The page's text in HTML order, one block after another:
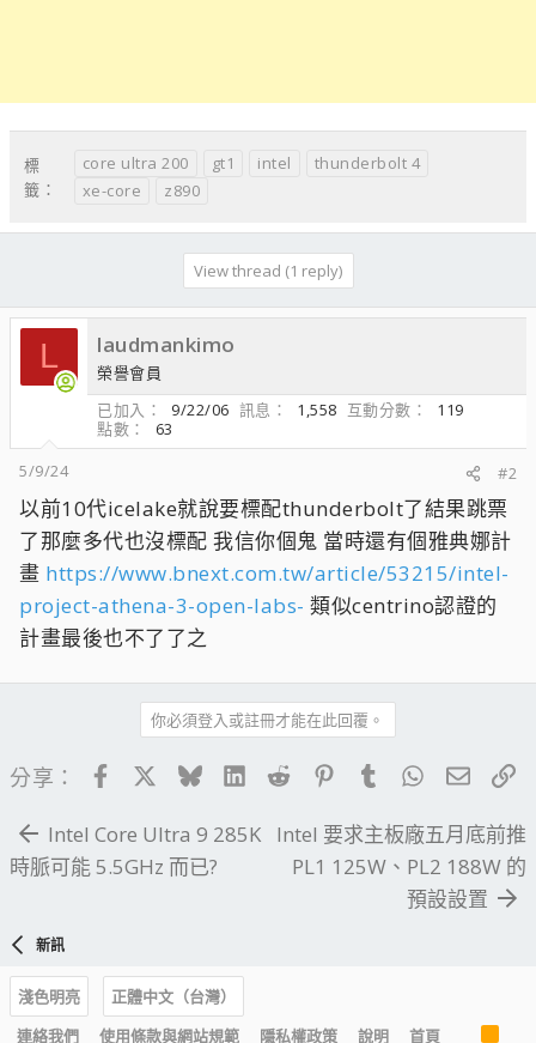
標
籤：
core ultra 200 gt1 intel
thunderbolt 4
xe-core
z890
View thread (1 reply)
L laudmankimo
榮譽會員
已加入
9/22/06 訊息 1,558 互動分數
119
點數
63
5/9/24
#2
以前10代icelake就說要標配thunderbolt了結果跳票
了那麼多代也沒標配 我信你個鬼 當時還有個雅典娜計
畫 https://www.bnext.com.tw/article/53215/intel-
project-athena-3-open-labs- 類似centrino認證的
計畫最後也不了了之
你必須登入或註冊才能在此回覆。
分享： FacebookBlueskyLinkedIn
Reddit PinterestTumblrWhatsApp
電子
Intel Core Ultra 9 285K
時脈可能 5.5GHz 而已?
Intel 要求主板廠五月底前推
PL1 125W、PL2 188W 的
預設設置
新訊
淺色明亮
正體中文（台灣）
連絡我們
使用條款與網站規範 隱私權政策 說明 首頁
R